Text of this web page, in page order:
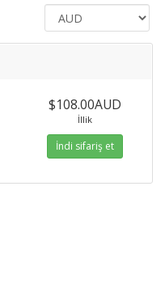
$108.00AUD
İllik
İndi sifariş et